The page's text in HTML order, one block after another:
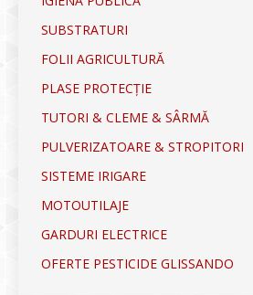
SUBSTRATURI
FOLII AGRICULTURĂ
PLASE PROTECȚIE
TUTORI & CLEME & SÂRMĂ
PULVERIZATOARE & STROPITORI
SISTEME IRIGARE
MOTOUTILAJE
GARDURI ELECTRICE
OFERTE PESTICIDE GLISSANDO